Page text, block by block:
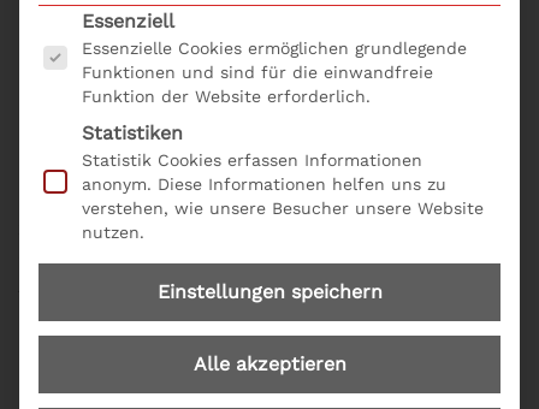
Seminarqualitaet –
Zertifizierung nach AZAV und
DIN EN ISO 9001:2015
Das S+P Unternehmerforum hat von der
Fachkundigen Stelle TQ-Cert die Zulassung als
zertifizierter Bildungsträger nach AZAV
Arbeitsförderung) erhalten.
Für die erfolgreiche Anwendung des
Qualitätsmanagementsystems erhielt das S+P
Unternehmerforum auch das Zertifikat nach der
Es folgt eine Liste der Service-Gruppen, für die
Essenziell
Essenzielle Cookies ermöglichen grundlegende
Funktionen und sind für die einwandfreie
Funktion der Website erforderlich.
Statistiken
Statistik Cookies erfassen Informationen
anonym. Diese Informationen helfen uns zu
verstehen, wie unsere Besucher unsere Website
nutzen.
Einstellungen speichern
Alle akzeptieren